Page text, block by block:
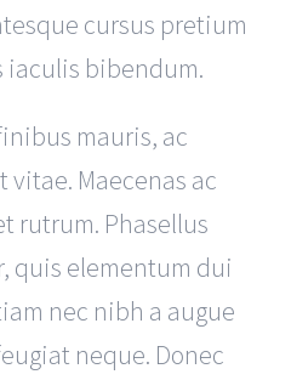
cursus pretium
iaculis bibendum.
mauris, ac
Maecenas ac
rutrum. Phasellus
quis elementum dui
nec nibh a augue
neque. Donec